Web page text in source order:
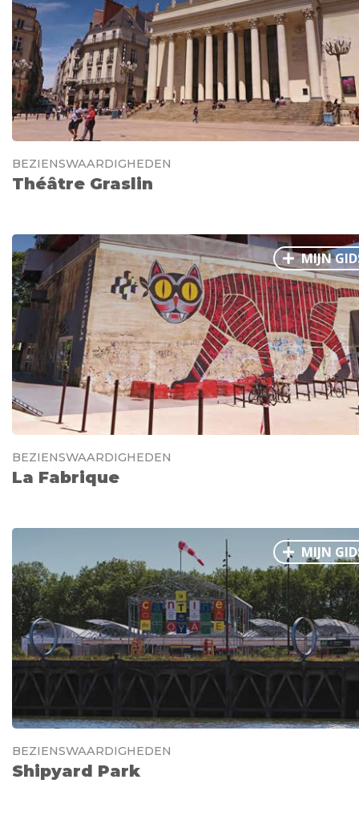
BEZIENSWAARDIGHEDEN
Théâtre Graslin
MIJN
BEZIENSWAARDIGHEDEN
La Fabrique
MIJN
BEZIENSWAARDIGHEDEN
Shipyard Park